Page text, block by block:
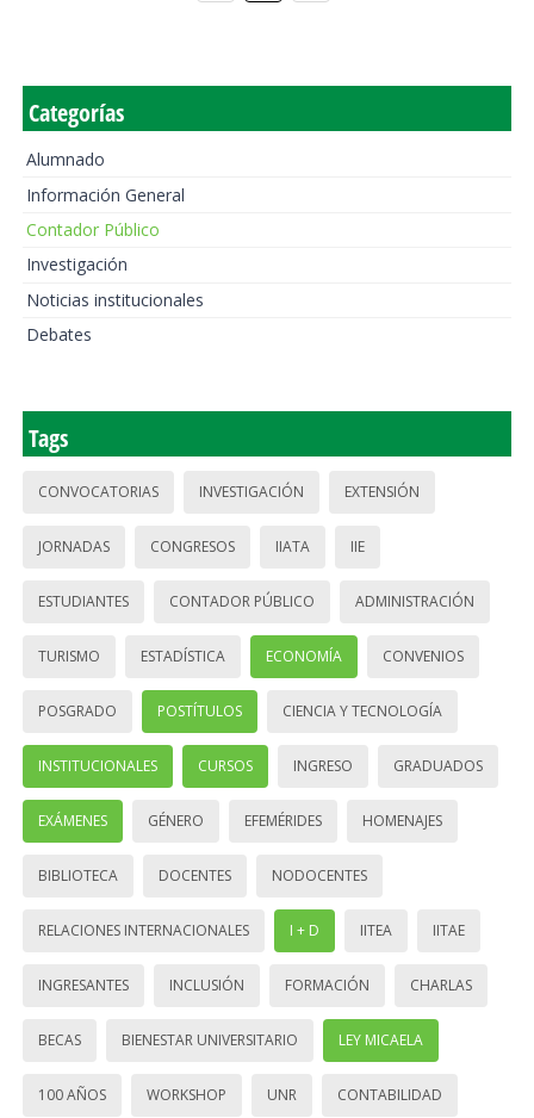
Categorías
Alumnado
Información General
Contador Público
Investigación
Noticias institucionales
Debates
Tags
CONVOCATORIAS INVESTIGACIÓN EXTENSIÓN
JORNADAS CONGRESOS IIATA IIE
ESTUDIANTES CONTADOR PÚBLICO ADMINISTRACIÓN
TURISMO ESTADÍSTICA ECONOMÍA CONVENIOS
POSGRADO POSTÍTULOS CIENCIA Y TECNOLOGÍA
INSTITUCIONALES CURSOS INGRESO GRADUADOS
EXÁMENES GÉNERO EFEMÉRIDES HOMENAJES
BIBLIOTECA DOCENTES NODOCENTES
RELACIONES INTERNACIONALES I + D IITEA IITAE
INGRESANTES INCLUSIÓN FORMACIÓN CHARLAS
BECAS BIENESTAR UNIVERSITARIO LEY MICAELA
100 AÑOS WORKSHOP UNR CONTABILIDAD